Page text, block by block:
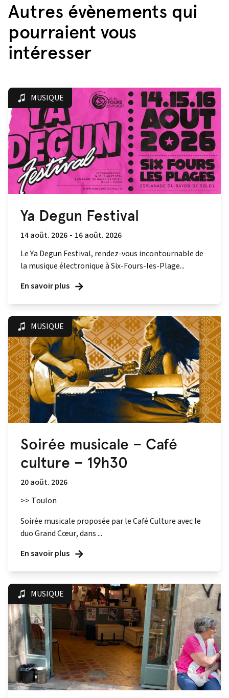
Autres évènements qui
pourraient vous
intéresser
MUSIQUE
Ya Degun Festival
14 août. 2026 - 16 août. 2026
Le Ya Degun Festival, rendez-vous incontournable de
la musique électronique à Six-Fours-les-Plage...
En savoir plus
MUSIQUE
Soirée musicale – Café
culture – 19h30
20 août. 2026
>> Toulon
Soirée musicale proposée par le Café Culture avec le
duo Grand Cœur, dans ...
En savoir plus
MUSIQUE